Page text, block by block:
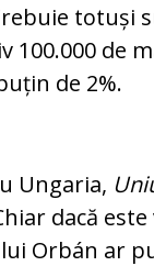
totuși
de
de 2%.
Ungaria,
dacă
Orbán ar